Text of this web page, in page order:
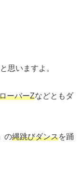
思いますよ。
ーバーZなどともダ
の縄跳びダンスを踊